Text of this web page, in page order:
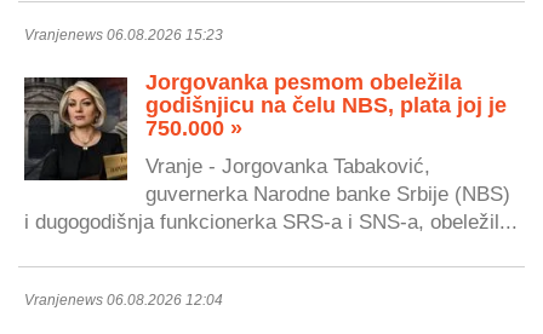
Vranjenews 06.08.2026 15:23
Jorgovanka pesmom obeležila
godišnjicu na čelu NBS, plata joj je
750.000 »
Vranje - Jorgovanka Tabaković,
guvernerka Narodne banke Srbije (NBS)
i dugogodišnja funkcionerka SRS-a i SNS-a, obeležil...
Vranjenews 06.08.2026 12:04